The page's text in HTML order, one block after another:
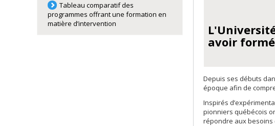
avoir
Depuis ses débuts
époque afin de
Inspirés
pionniers québécois
répondre aux besoins
Tableau comparatif des
programmes offrant une formation en
matière d’intervention